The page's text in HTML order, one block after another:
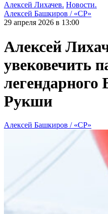
Алексей Лихачев. Новости.
Алексей Башкиров / «СР»
29 апреля 2026 в 13:00
Алексей
увековечить
легендарного
Рукши
Алексей Башкиров / «СР»